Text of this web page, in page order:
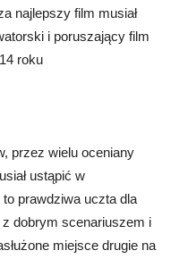
najlepszy film musiał
i poruszający film
roku
przez wielu oceniany
ustąpić w
prawdziwa uczta dla
dobrym scenariuszem i
miejsce drugie na